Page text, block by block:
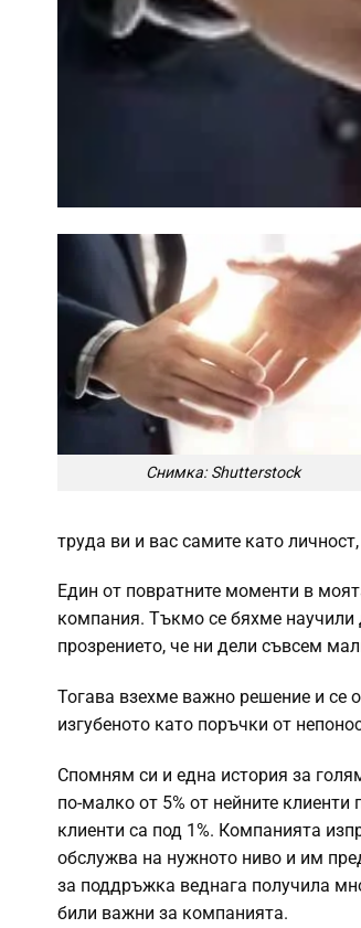
Снимка: Shutterstock
труда ви и вас самите като
Един от повратните моменти в
компания. Тъкмо се бяхме научили
прозрението, че ни дели съвсем
Тогава взехме важно решение и се
изгубеното като поръчки от
Спомням си и една история за
по-малко от 5% от нейните
клиенти са под 1%. Компанията
обслужва на нужното ниво и им
за поддръжка веднага получила
били важни за компанията.